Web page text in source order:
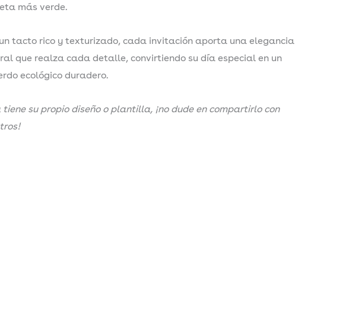
más verde.
tacto rico y texturizado, cada invitación aporta una elegancia
que realza cada detalle, convirtiendo su día especial en un
ecológico duradero.
tiene su propio diseño o plantilla, ¡no dude en compartirlo con